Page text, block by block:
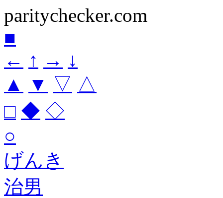
paritychecker.com
■
← ↑ → ↓
▲
▼ ▽ △
□ ◆ ◇
○
げんき
治男